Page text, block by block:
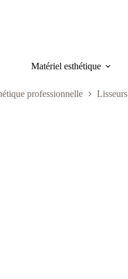
Matériel esthétique
professionnelle Lisseurs